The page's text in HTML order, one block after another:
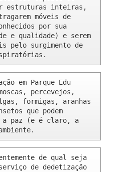
estruturas inteiras,
móveis de
por sua
e qualidade) e serem
pelo surgimento de
em Parque Edu
percevejos,
formigas, aranhas
que podem
a paz (e é claro, a
de qual seja
de dedetização